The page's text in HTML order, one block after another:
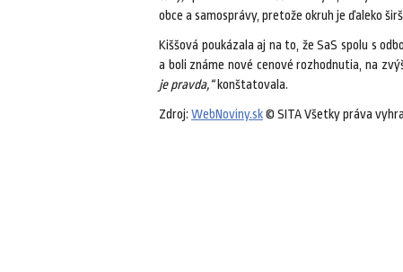
obce a samosprávy, pretože okruh je ďaleko
Kiššová poukázala aj na to, že SaS spolu s
a boli známe nové cenové rozhodnutia, na
je pravda,“konštatovala.
Zdroj: WebNoviny.sk© SITA Všetky práva